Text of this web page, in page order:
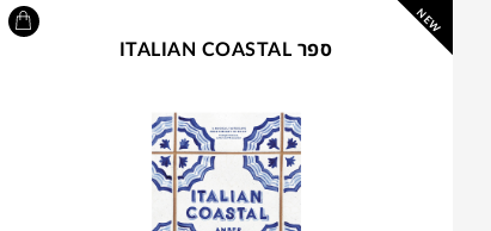
NEW
ספר ITALIAN COASTAL